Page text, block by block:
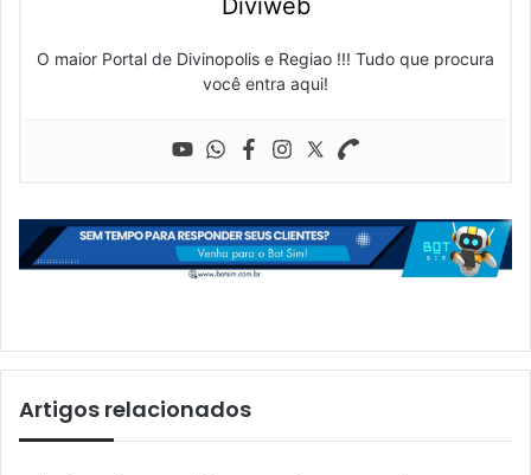
Diviweb
O maior Portal de Divinopolis e Regiao !!! Tudo que procura
você entra aqui!
Artigos relacionados